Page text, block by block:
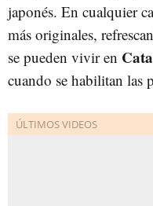
japonés. En cualquier
más originales,
se pueden vivir en
cuando se habilitan las